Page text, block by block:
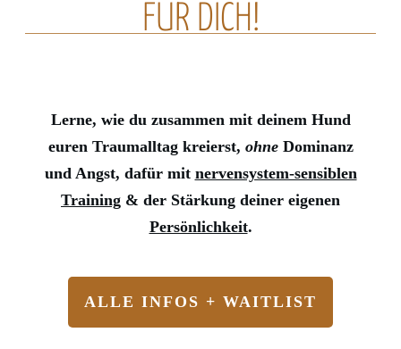
FÜR DICH!
Lerne, wie du zusammen mit deinem Hund
euren Traumalltag kreierst, ohne Dominanz
und Angst, dafür mit nervensystem-sensiblen
Training & der Stärkung deiner eigenen
Persönlichkeit.
ALLE INFOS + WAITLIST